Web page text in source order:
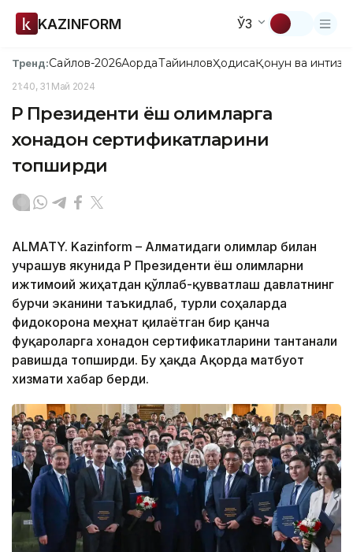
KAZINFORM ЎЗ
Тренд:Сайлов-2026АқордаТайинловҲодисаҚонун ва
21:40, 31 Май 2024
ҚР Президенти ёш олимларга
хонадон сертификатларини
топширди
ALMATY. Kazinform – Алматидаги олимлар билан
учрашув якунида ҚР Президенти ёш олимларни
ижтимоий жиҳатдан қўллаб-қувватлаш давлатнинг
бурчи эканини таъкидлаб, турли соҳаларда
фидокорона меҳнат қилаётган бир қанча
фуқароларга хонадон сертификатларини тантанали
равишда топширди. Бу ҳақда Ақорда матбуот
хизмати хабар берди.